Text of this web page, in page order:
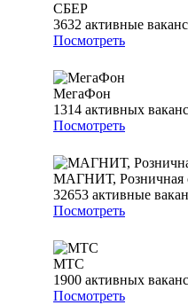
СБЕР
3632 активные
Посмотреть
МегаФон
1314 активных
Посмотреть
МАГНИТ, Розничная
32653 активные
Посмотреть
МТС
1900 активных
Посмотреть